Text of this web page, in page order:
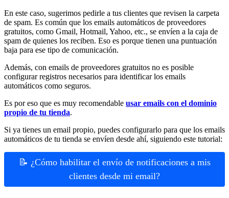
En este caso, sugerimos pedirle a tus clientes que revisen la carpeta
de spam. Es común que los emails automáticos de proveedores
gratuitos, como Gmail, Hotmail, Yahoo, etc., se envíen a la caja de
spam de quienes los reciben. Eso es porque tienen una puntuación
baja para ese tipo de comunicación.
Además, con emails de proveedores gratuitos no es posible
configurar registros necesarios para identificar los emails
automáticos como seguros.
Es por eso que es muy recomendable usar emails con el dominio
propio de tu tienda.
Si ya tienes un email propio, puedes configurarlo para que los emails
automáticos de tu tienda se envíen desde ahí, siguiendo este tutorial:
📝 ¿Cómo habilitar el envío de notificaciones a mis
clientes desde mi email?